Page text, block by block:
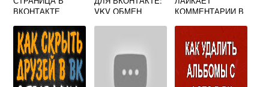
ВКОНТАКТЕ
VKV ОБМЕН
ЗАПИСЯМ
КОММЕНТАРИИ В